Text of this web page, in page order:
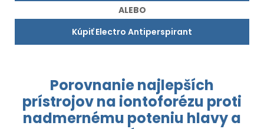
ALEBO
Kúpiť Electro Antiperspirant
Porovnanie najlepších
prístrojovna iontoforézu proti
nadmernému poteniu hlavya